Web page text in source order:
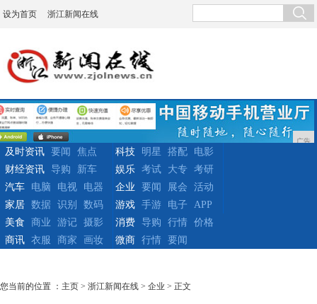
设为首页 浙江新闻在线
广告
及时资讯 要闻
焦点
财经资讯
导购 新车
科技 明星 搭配
电影
娱乐
考试 大专
考研
汽车
电脑 电视
电器
家居
数据 识别 数码
企业 要闻 展会
活动
游戏
手游 电子
APP
美食
商业 游记
摄影
商讯
衣服 商家 画妆
消费 导购 行情
价格
微商
行情 要闻
您当前的位置 ： 主页 > 浙江新闻在线 > 企业 > 正文